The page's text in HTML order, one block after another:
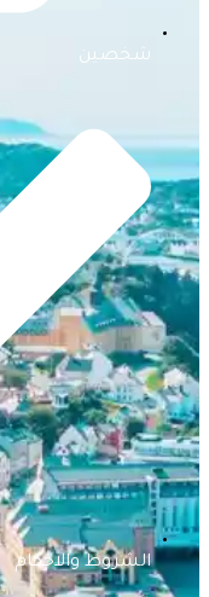
شخصين
الشروط والاحكام